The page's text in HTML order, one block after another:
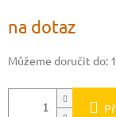
cena:
na dotaz
Můžeme doručit do: